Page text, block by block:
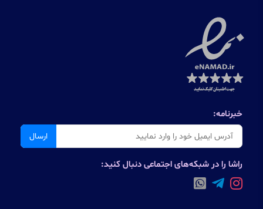
خبرنامه:
ارسال
راشا را در شبکه‌های اجتماعی دنبال کنید: